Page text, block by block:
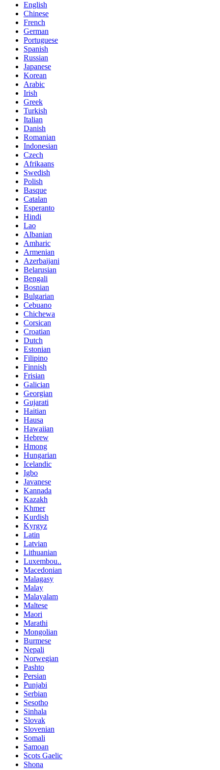
English
Chinese
French
German
Portuguese
Spanish
Russian
Japanese
Korean
Arabic
Irish
Greek
Turkish
Italian
Danish
Romanian
Indonesian
Czech
Afrikaans
Swedish
Polish
Basque
Catalan
Esperanto
Hindi
Lao
Albanian
Amharic
Armenian
Azerbaijani
Belarusian
Bengali
Bosnian
Bulgarian
Cebuano
Chichewa
Corsican
Croatian
Dutch
Estonian
Filipino
Finnish
Frisian
Galician
Georgian
Gujarati
Haitian
Hausa
Hawaiian
Hebrew
Hmong
Hungarian
Icelandic
Igbo
Javanese
Kannada
Kazakh
Khmer
Kurdish
Kyrgyz
Latin
Latvian
Lithuanian
Luxembou..
Macedonian
Malagasy
Malay
Malayalam
Maltese
Maori
Marathi
Mongolian
Burmese
Nepali
Norwegian
Pashto
Persian
Punjabi
Serbian
Sesotho
Sinhala
Slovak
Slovenian
Somali
Samoan
Scots Gaelic
Shona